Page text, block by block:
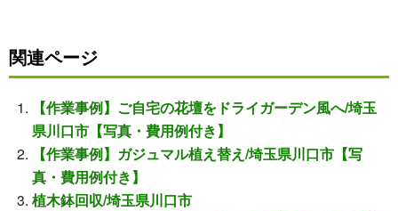
関連ページ
【作業事例】ご自宅の花壇をドライガーデン風へ/埼玉
県川口市【写真・費用例付き】
【作業事例】ガジュマル植え替え/埼玉県川口市【写
真・費用例付き】
植木鉢回収/埼玉県川口市